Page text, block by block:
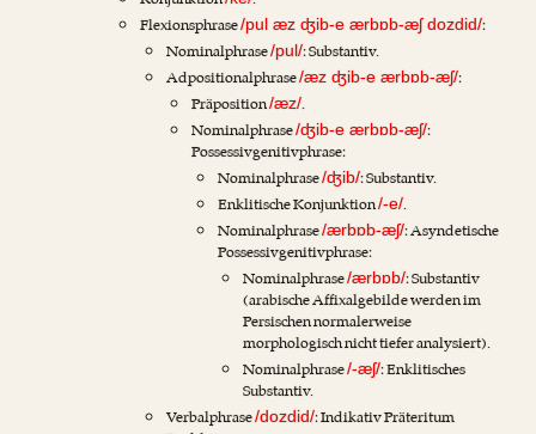
Flexionsphrase/pul æz ʤib-e ærbɒb-æʃ dozdid/:
Nominalphrase/pul/: Substantiv.
Adpositionalphrase/æz ʤib-e ærbɒb-æʃ/:
Präposition/æz/.
Nominalphrase/ʤib-e ærbɒb-æʃ/:
Possessivgenitivphrase:
Nominalphrase/ʤib/: Substantiv.
Enklitische Konjunktion/-e/.
Nominalphrase/ærbɒb-æʃ/: Asyndetische
Possessivgenitivphrase:
Nominalphrase/ærbɒb/: Substantiv
(arabische Affixalgebilde werden im
Persischen normalerweise
morphologisch nicht tiefer analysiert).
Nominalphrase/-æʃ/: Enklitisches
Substantiv.
Verbalphrase/dozdid/: Indikativ Präteritum